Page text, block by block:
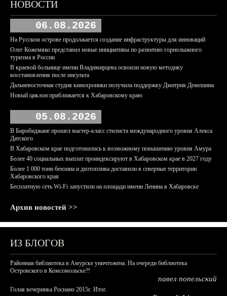
НОВОСТИ
06.08.2026
На Русском острове продолжается создание инфраструктуры для инноваций
Олег Кожемяко представил новые инициативы по развитию горнолыжного
туризма в России
В краевой больнице имени Владимирцева освоили новую методику
восстановления после инсульта
Дальневосточная студия кинохроники получила поддержку Дмитрия Демешина
Новый циклон приближается к Хабаровскому краю
05.08.2026
В Биробиджане прошел мастер-класс стилиста международного уровня Алекса
Датского
В Хабаровском крае подготовились к возможному повышению уровня Амура
Более 40 социальных выплат проиндексируют в Хабаровском крае в 2027 году
Более 1 000 тонн бензина и дизтоплива доставили в северные территории
Хабаровского края
Бесплатную сеть Wi-Fi запустили на площади имени Ленина в Хабаровске
Архив новостей >>
ИЗ БЛОГОВ
Районная библиотека в Амурске уничтожена. На очереди библиотека
Островского в Комсомольске?!
павел попельский
Голая вечеринка Роснано 2015г. Итог.